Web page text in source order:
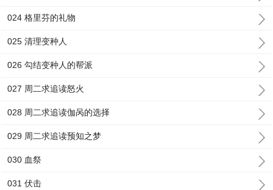
024 格里芬的礼物
025 清理变种人
026 勾结变种人的帮派
027 周二求追读怒火
028 周二求追读伽呙的选择
029 周二求追读预知之梦
030 血祭
031 伏击